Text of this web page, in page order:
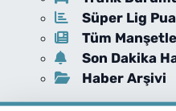
Süper Lig
Tüm
Son Dakika
Haber Arşivi